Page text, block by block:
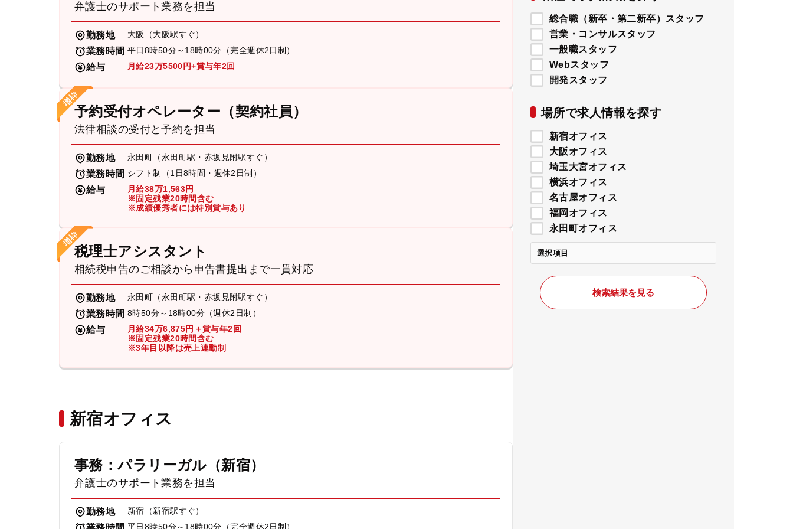
総合職（新卒・第二新卒）スタッフ
営業・コンサルスタッフ
一般職スタッフ
Webスタッフ
開発スタッフ
場所で求人情報を探す
新宿オフィス
大阪オフィス
埼玉大宮オフィス
横浜オフィス
名古屋オフィス
福岡オフィス
永田町オフィス
選択項目
検索結果を見る
弁護士のサポート業務を担当
勤務地 大阪（大阪駅すぐ）
業務時間 平日8時50分～18時00分（完全週休2日制）
給与 月給23万5500円+賞与年2回
予約受付オペレーター（契約社員）
法律相談の受付と予約を担当
勤務地 永田町（永田町駅・赤坂見附駅すぐ）
業務時間 シフト制（1日8時間・週休2日制）
給与
月給38万1,563円
※固定残業20時間含む
※成績優秀者には特別賞与あり
税理士アシスタント
相続税申告のご相談から申告書提出まで一貫対応
勤務地 永田町（永田町駅・赤坂見附駅すぐ）
業務時間 8時50分～18時00分（週休2日制）
給与
月給34万6,875円＋賞与年2回
※固定残業20時間含む
※3年目以降は売上連動制
新宿オフィス
事務：パラリーガル（新宿）
弁護士のサポート業務を担当
勤務地 新宿（新宿駅すぐ）
平日8時50分～18時00分（完全週休2日制）